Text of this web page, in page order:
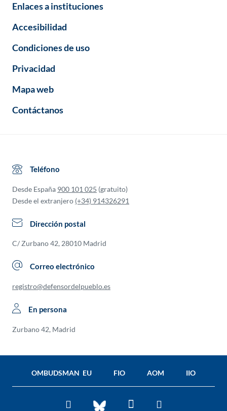
Enlaces a instituciones
Accesibilidad
Condiciones de uso
Privacidad
Mapa web
Contáctanos
Teléfono
Desde España 900 101 025 (gratuito)
Desde el extranjero (+34) 914326291
Dirección postal
C/ Zurbano 42, 28010 Madrid
Correo electrónico
registro@defensordelpueblo.es
En persona
Zurbano 42, Madrid
OMBUDSMAN EU FIO AOM IIO
Twitter BlueSkyFacebookYou